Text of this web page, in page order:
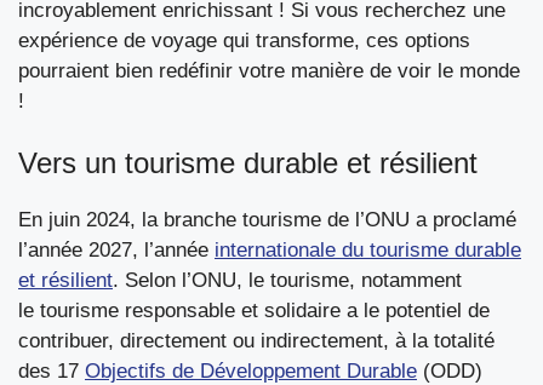
incroyablement enrichissant ! Si vous recherchez une
expérience de voyage qui transforme, ces options
pourraient bien redéfinir votre manière de voir le monde
!
Vers un tourisme durable et résilient
En juin 2024, la branche tourisme de l’ONU a proclamé
l’année 2027, l’année internationale du tourisme durable
et résilient. Selon l’ONU, le tourisme, notamment
le tourisme responsable et solidaire a le potentiel de
contribuer, directement ou indirectement, à la totalité
des 17 Objectifs de Développement Durable (ODD)